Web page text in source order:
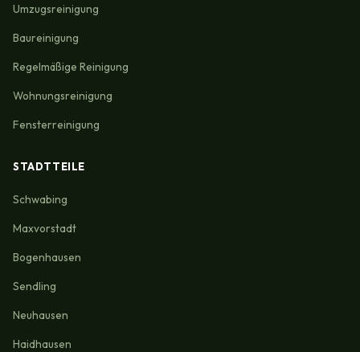
Umzugsreinigung
Baureinigung
Regelmäßige Reinigung
Wohnungsreinigung
Fensterreinigung
STADTTEILE
Schwabing
Maxvorstadt
Bogenhausen
Sendling
Neuhausen
Haidhausen